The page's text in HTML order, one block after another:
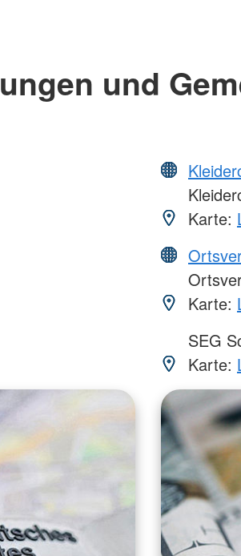
und
Karte:
Karte:
SEG
Karte: